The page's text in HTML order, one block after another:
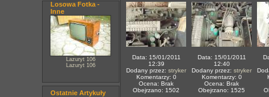
Losowa Fotka -
Inne
Lazuryt 106
Lazuryt 106
Ostatnie Artykuły
Data: 15/01/2011
12:39
Dodany przez: stryker
Komentarzy: 0
Ocena: Brak
Obejrzano: 1502
Data: 15/01/2011
12:40
Dodany przez: stryker
Komentarzy: 0
Ocena: Brak
Obejrzano: 1525